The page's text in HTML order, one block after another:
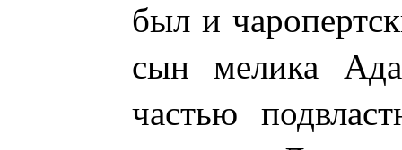
был и
сын мелика
частью